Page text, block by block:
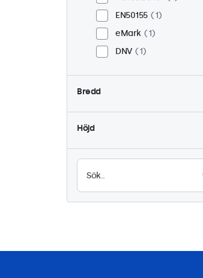
EN50155
1
eMark
1
DNV
1
Bredd
Höjd